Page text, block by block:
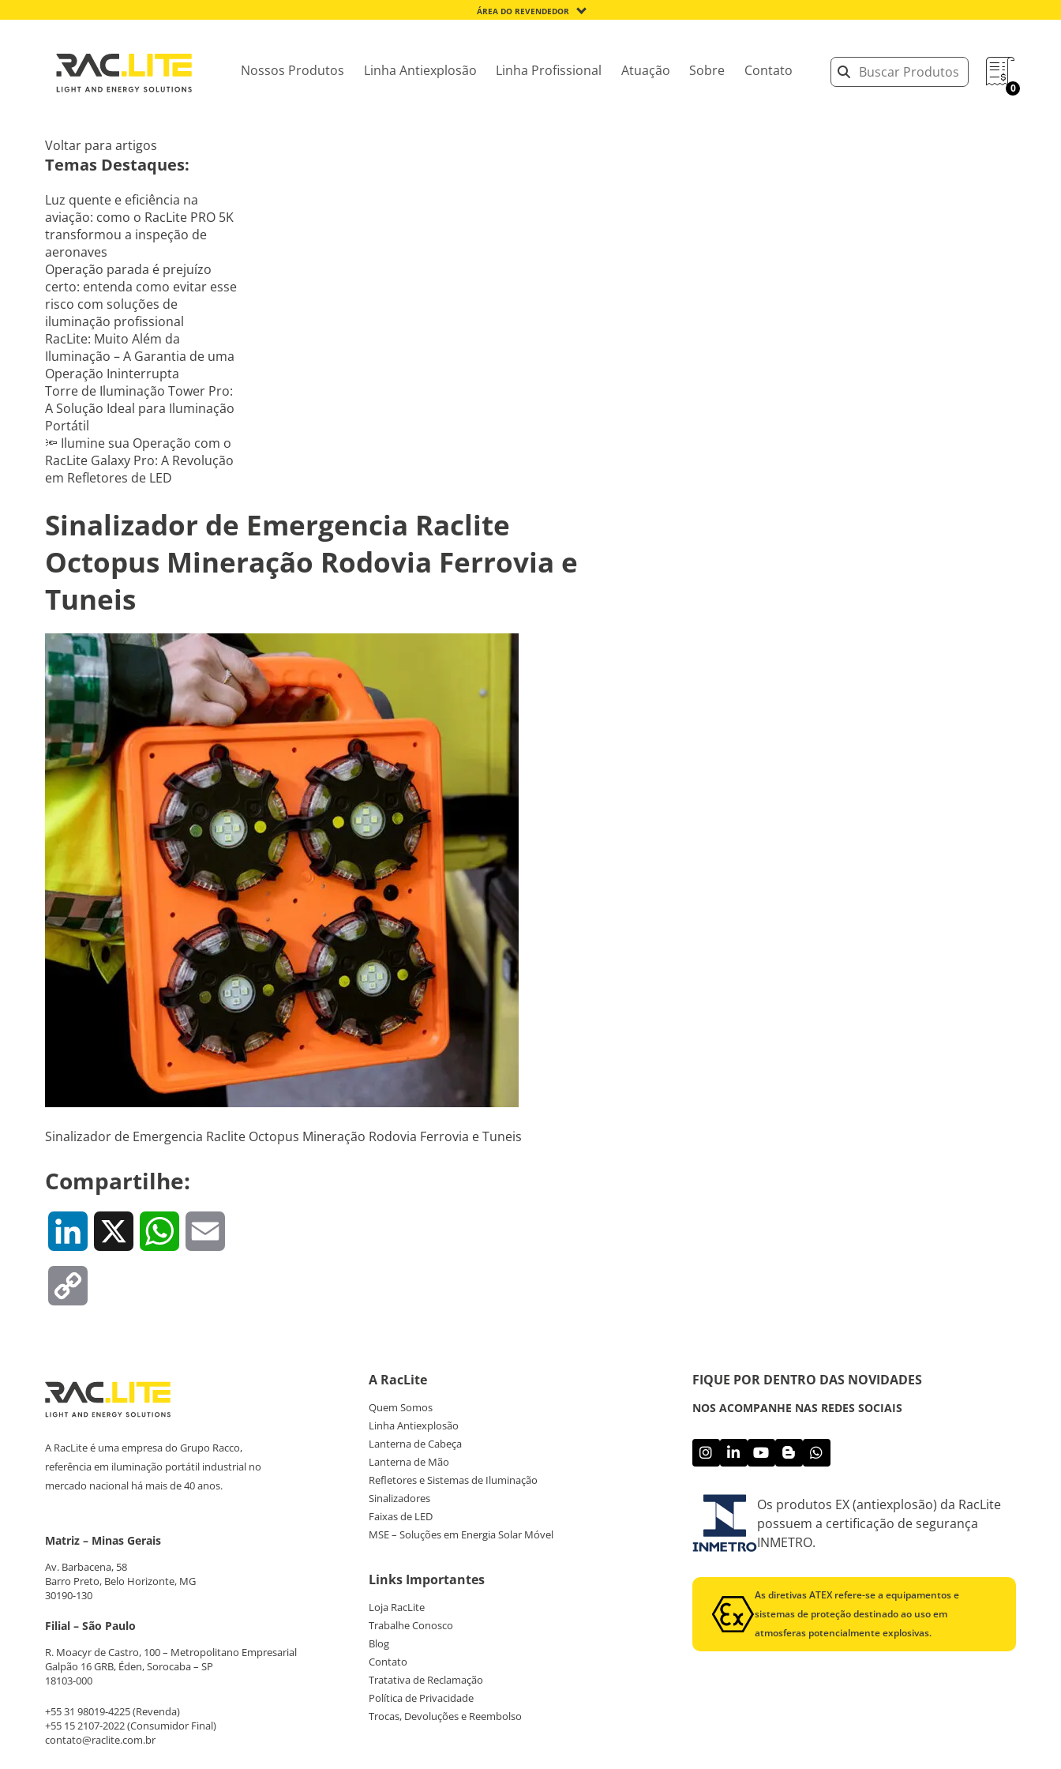
ÁREA DO REVENDEDOR
Nossos Produtos Linha Antiexplosão Linha Profissional Atuação Sobre Contato
0
Voltar para artigos
Temas Destaques:
Luz quente e eficiência na
aviação: como o RacLite PRO 5K
transformou a inspeção de
aeronaves
Operação parada é prejuízo
certo: entenda como evitar esse
risco com soluções de
iluminação profissional
RacLite: Muito Além da
Iluminação – A Garantia de uma
Operação Ininterrupta
Torre de Iluminação Tower Pro:
A Solução Ideal para Iluminação
Portátil
🔦 Ilumine sua Operação com o
RacLite Galaxy Pro: A Revolução
em Refletores de LED
Sinalizador de Emergencia Raclite
Octopus Mineração Rodovia Ferrovia e
Tuneis
Sinalizador de Emergencia Raclite Octopus Mineração Rodovia Ferrovia e Tuneis
Compartilhe:
LinkedIn WhatsApp
A RacLite é uma empresa do Grupo Racco,
referência em iluminação portátil industrial no
mercado nacional há mais de 40 anos.
Matriz – Minas Gerais
Av. Barbacena, 58
Barro Preto, Belo Horizonte, MG
30190-130
Filial – São Paulo
R. Moacyr de Castro, 100 – Metropolitano Empresarial
Galpão 16 GRB, Éden, Sorocaba – SP
18103-000
+55 31 98019-4225(Revenda)
+55 15 2107-2022(Consumidor Final)
contato@raclite.com.br
A RacLite
Quem Somos
Linha Antiexplosão
Lanterna de Cabeça
Lanterna de Mão
Refletores e Sistemas de Iluminação
Sinalizadores
Faixas de LED
MSE – Soluções em Energia Solar Móvel
Links Importantes
Loja RacLite
Trabalhe Conosco
Blog
Contato
Tratativa de Reclamação
Política de Privacidade
Trocas, Devoluções e Reembolso
FIQUE POR DENTRO DAS NOVIDADES
NOS ACOMPANHE NAS REDES SOCIAIS
Os produtos EX (antiexplosão) da RacLite
possuem a certificação de segurança
INMETRO.
As diretivas ATEX refere-se a equipamentos e
sistemas de proteção destinado ao uso em
atmosferas potencialmente explosivas.